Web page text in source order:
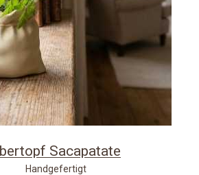
Sacapatate
Handgefertigt